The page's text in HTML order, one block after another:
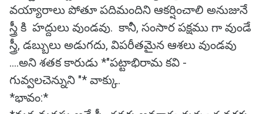
వయ్యారాలు పోతూ పదిమందిని ఆకర్షించాలి అనుజునే
స్త్రీ కి హద్దులు వుండవు. కానీ, సంసార పక్షము గా వుండే
స్త్రీ, డబ్బులు అడుగదు, విపరీతమైన ఆశలు వుండవు
....అని శతక కారుడు *"పట్టాభిరామ కవి -
గువ్వలచెన్నుని "* వాక్కు.
*భావం:*